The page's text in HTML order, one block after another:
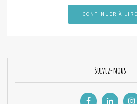
CONTINUER À LIRE
Suivez-nous